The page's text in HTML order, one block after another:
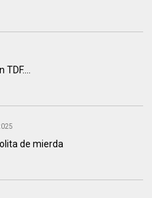
de mierda